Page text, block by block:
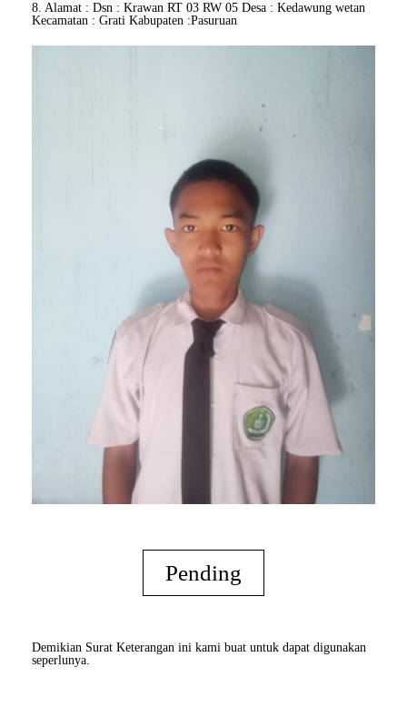
8. Alamat : Dsn : Krawan RT 03 RW 05 Desa : Kedawung wetan
Kecamatan : Grati Kabupaten :Pasuruan
Pending
Demikian Surat Keterangan ini kami buat untuk dapat digunakan
seperlunya.